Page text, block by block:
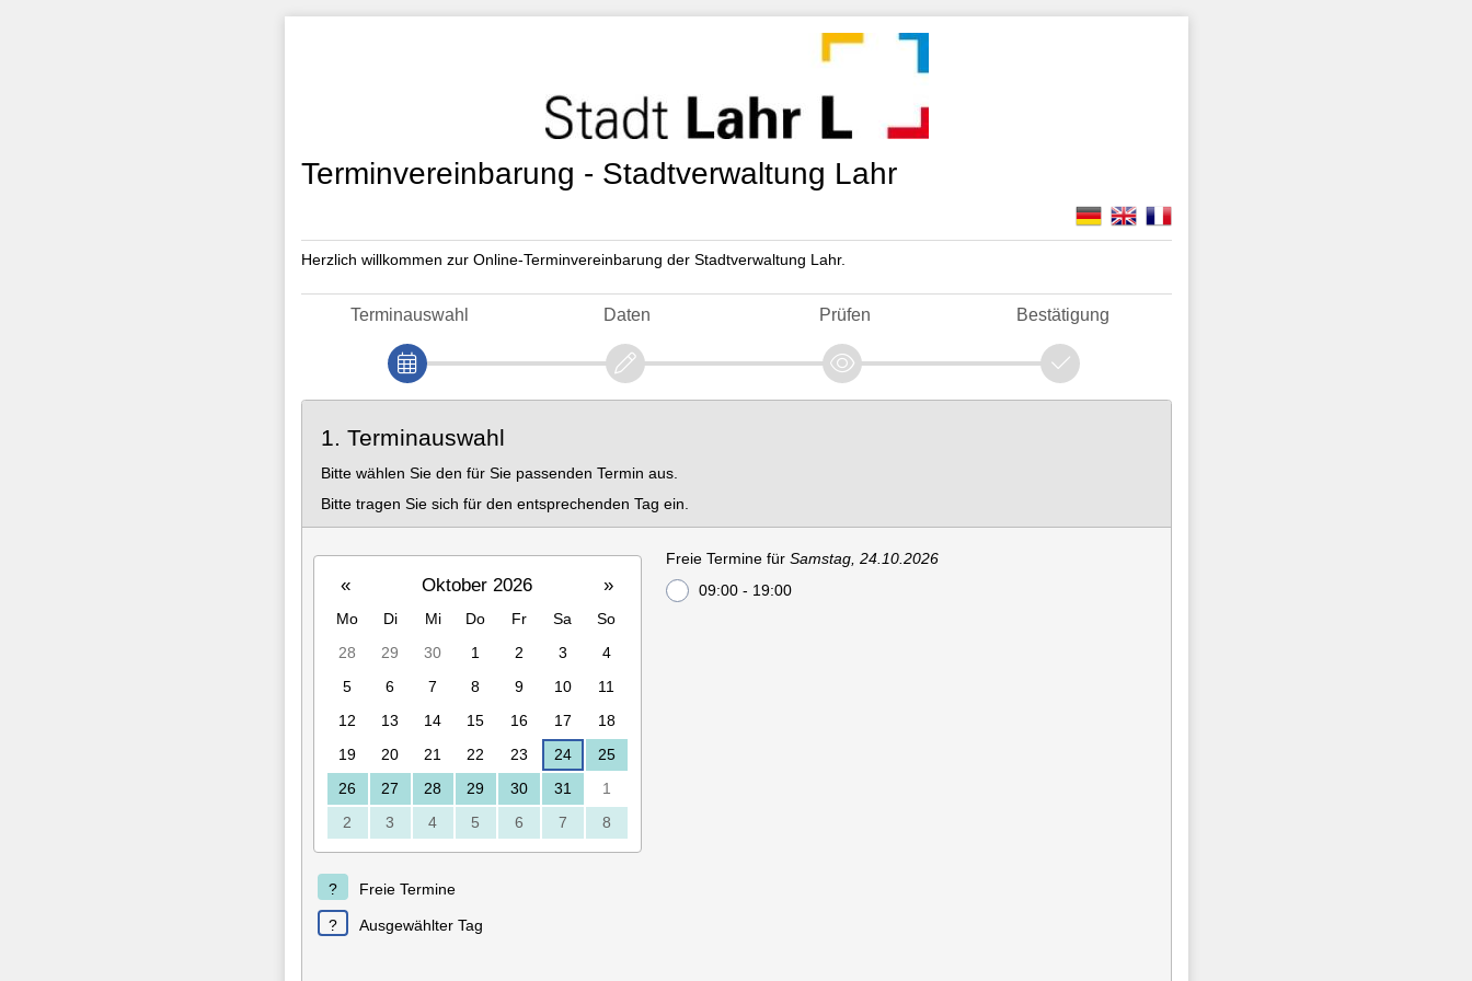
Terminvereinbarung - Stadtverwaltung Lahr
Herzlich willkommen zur Online-Terminvereinbarung der Stadtverwaltung Lahr.
Terminauswahl Daten Prüfen Bestätigung
1. Terminauswahl
Bitte wählen Sie den für Sie passenden Termin aus.
Bitte tragen Sie sich für den entsprechenden Tag ein.
« Oktober 2026 »
Mo Di Mi Do Fr Sa
So
28
29 30 1 2 3
4
5
6 7 8 9 10
11
12
13 14 15 16 17
18
19
20 21 22 23 24
25
26
27 28 29 30 31
1
2
3 4 5 6 7 8
Freie Termine
Ausgewählter Tag
Freie Termine fürSamstag, 24.10.2026
09:00 - 19:00